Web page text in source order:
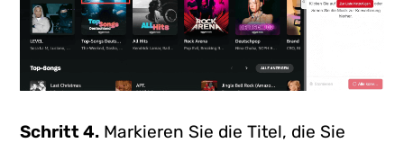
Schritt 4. Markieren Sie die Titel, die Sie